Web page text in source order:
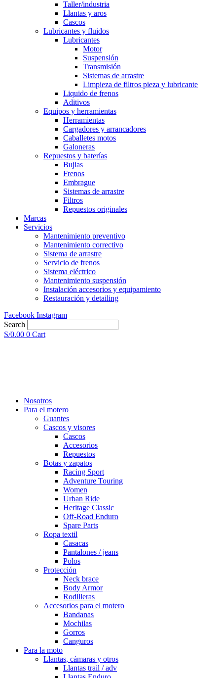
Taller/industria
Llantas y aros
Cascos
Lubricantes y fluidos
Lubricantes
Motor
Suspensión
Transmisión
Sistemas de arrastre
Limpieza de filtros pieza y lubricante
Liquido de frenos
Aditivos
Equipos y herramientas
Herramientas
Cargadores y arrancadores
Caballetes motos
Galoneras
Repuestos y baterías
Bujias
Frenos
Embrague
Sistemas de arrastre
Filtros
Repuestos originales
Marcas
Servicios
Mantenimiento preventivo
Mantenimiento correctivo
Sistema de arrastre
Servicio de frenos
Sistema eléctrico
Mantenimiento suspensión
Instalación accesorios y equipamiento
Restauración y detailing
Facebook Instagram
Search
S/0.00 0 Cart
Nosotros
Para el motero
Guantes
Cascos y visores
Cascos
Accesorios
Repuestos
Botas y zapatos
Racing Sport
Adventure Touring
Women
Urban Ride
Heritage Classic
Off-Road Enduro
Spare Parts
Ropa textil
Casacas
Pantalones / jeans
Polos
Protección
Neck brace
Body Armor
Rodilleras
Accesorios para el motero
Bandanas
Mochilas
Gorros
Canguros
Para la moto
Llantas, cámaras y otros
Llantas trail / adv